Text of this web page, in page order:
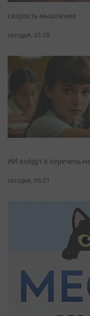
скорость мышления
сегодня, 05:28
ИИ войдут в перечень
сегодня, 06:21